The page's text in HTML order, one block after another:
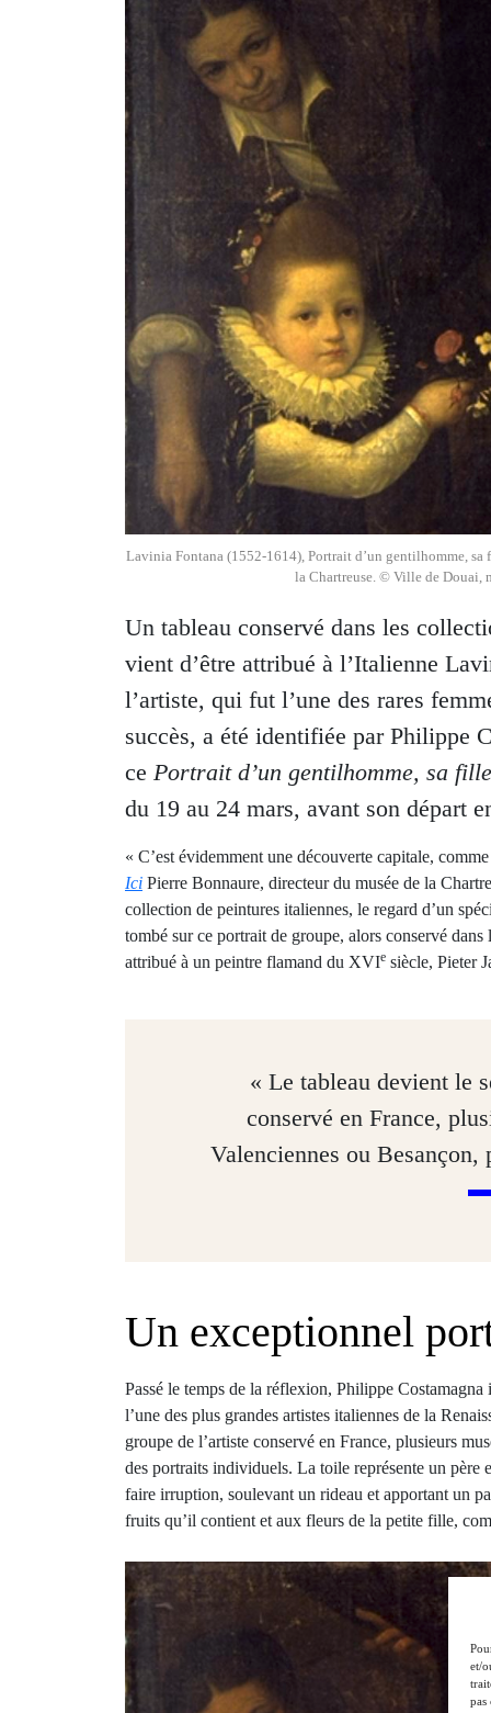
et/
pas
Lavinia Fontana (1552-1614), Portrait d’un gentilhomme,
la Chartreuse. © Ville de Douai,
Un tableau conservé dans les
vient d’être attribué à l’Italienne
l’artiste, qui fut l’une des rares
succès, a été identifiée par Philippe
ce Portrait d’un gentilhomme, sa
du 19 au 24 mars, avant son départ
« C’est évidemment une découverte capitale,
Ici Pierre Bonnaure, directeur du musée de la
collection de peintures italiennes, le regard d’un
tombé sur ce portrait de groupe, alors conservé
attribué à un peintre flamand du XVIe siècle, Pieter
« Le tableau devient le
conservé en France,
Valenciennes ou
Un exceptionnel
Passé le temps de la réflexion, Philippe
l’une des plus grandes artistes italiennes de la
groupe de l’artiste conservé en France, plusieurs
des portraits individuels. La toile représente un père
faire irruption, soulevant un rideau et apportant un
fruits qu’il contient et aux fleurs de la petite fille,